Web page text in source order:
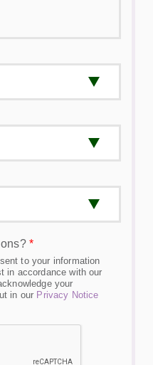
*
to your information
in accordance with our
your
in our Privacy Notice